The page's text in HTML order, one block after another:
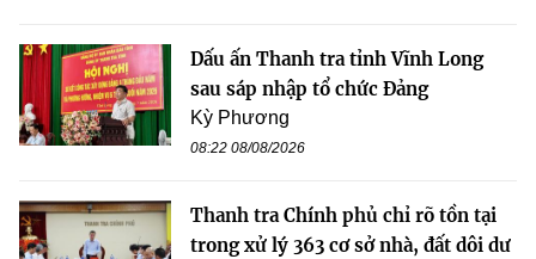
Dấu ấn Thanh tra tỉnh Vĩnh Long
sau sáp nhập tổ chức Đảng
Kỳ Phương
08:22 08/08/2026
Thanh tra Chính phủ chỉ rõ tồn tại
trong xử lý 363 cơ sở nhà, đất dôi dư